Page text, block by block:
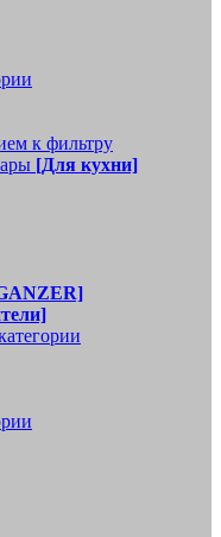
к фильтру
[Для кухни]